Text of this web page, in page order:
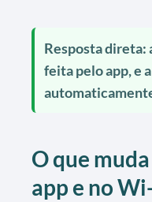
Resposta direta:
feita pelo app, e
O que
app e no